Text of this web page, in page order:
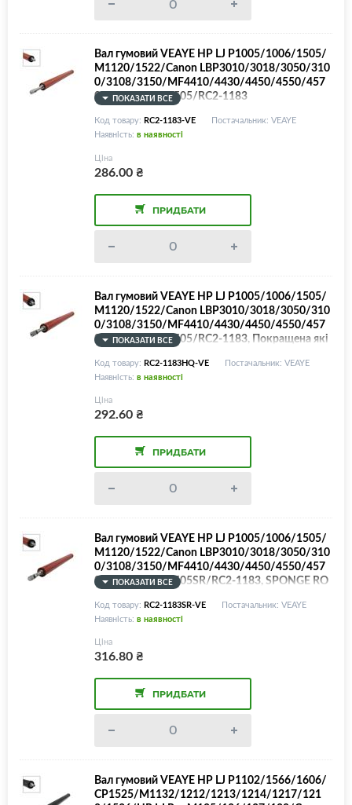
Вал гумовий VEAYE HP LJ P1005/1006/1505/
M1120/1522/Canon LBP3010/3018/3050/310
0/3108/3150/MF4410/4430/4450/4550/457
0/4580/LPR-P1505/RC2-1183
ПОКАЗАТИ ВСЕ
Код товару: RC2-1183-VE
Постачальник: VEAYE
Наявність: в наявності
Ціна
286.00₴
ПРИДБАТИ
Вал гумовий VEAYE HP LJ P1005/1006/1505/
M1120/1522/Canon LBP3010/3018/3050/310
0/3108/3150/MF4410/4430/4450/4550/457
0/4580/LPR-P1505/RC2-1183, Покращена які
сть!
ПОКАЗАТИ ВСЕ
Код товару: RC2-1183HQ-VE
Постачальник: VEAYE
Наявність: в наявності
Ціна
292.60₴
ПРИДБАТИ
Вал гумовий VEAYE HP LJ P1005/1006/1505/
M1120/1522/Canon LBP3010/3018/3050/310
0/3108/3150/MF4410/4430/4450/4550/457
0/4580/LPR-P1505SR/RC2-1183, SPONGE RO
LLER!
ПОКАЗАТИ ВСЕ
Код товару: RC2-1183SR-VE
Постачальник: VEAYE
Наявність: в наявності
Ціна
316.80₴
ПРИДБАТИ
Вал гумовий VEAYE HP LJ P1102/1566/1606/
CP1525/M1132/1212/1213/1214/1217/121